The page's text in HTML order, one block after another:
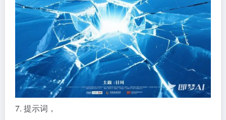
7. 提示词，